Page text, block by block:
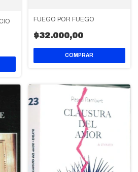
FUEGO POR FUEGO
$32.000,00